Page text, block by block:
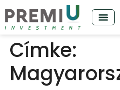
Címke: